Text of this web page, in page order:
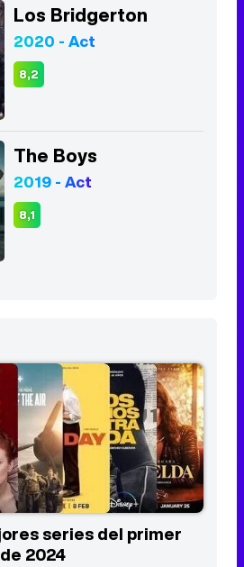
Los Bridgerton
2020 - Act
8,2
The Boys
2019 - Act
8,1
series del primer
2024